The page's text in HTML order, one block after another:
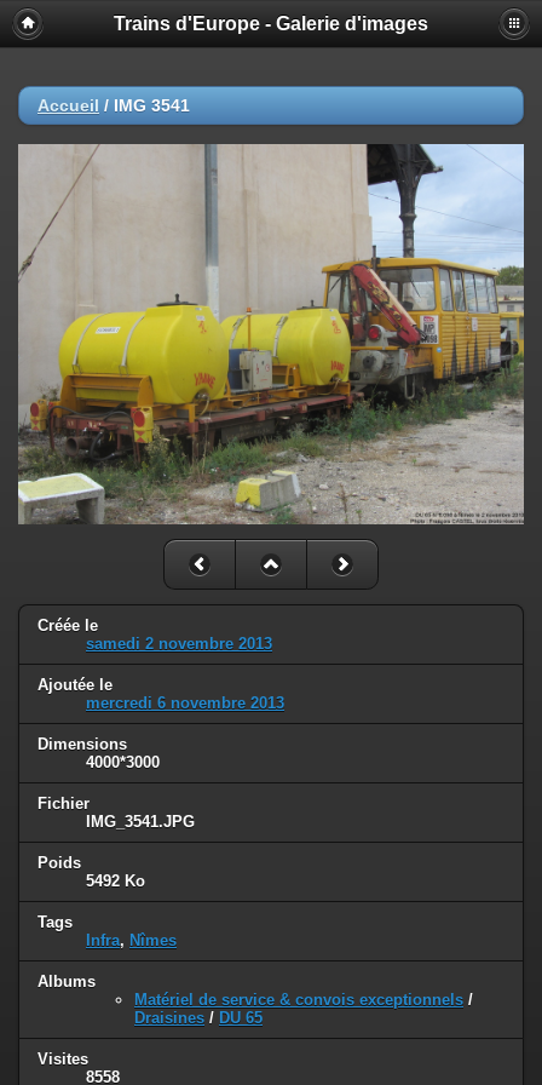
Trains d'Europe - Galerie d'images
Accueil / IMG 3541
Créée le
samedi 2 novembre 2013
Ajoutée le
mercredi 6 novembre 2013
Dimensions
4000*3000
Fichier
IMG_3541.JPG
Poids
5492 Ko
Tags
Infra, Nîmes
Albums
Matériel de service & convois exceptionnels /
Draisines / DU 65
Visites
8558